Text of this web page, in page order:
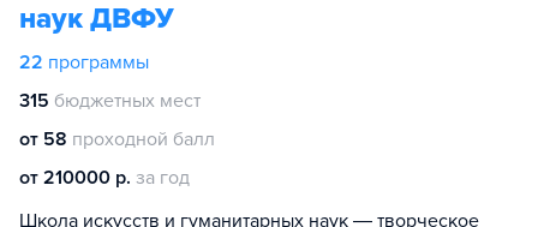
наук ДВФУ
22 программы
315 бюджетных мест
от 58 проходной балл
от 210000 р. за год
Школа искусств и гуманитарных наук ― творческое